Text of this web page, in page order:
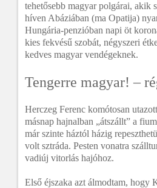
tehetősebb magyar polgárai, akik
híven Abáziában (ma Opatija)
Hungária-penzióban napi öt
kies fekvésű szobát, négyszeri
kedves magyar vendégeknek.
Tengerre magyar! –
Herczeg Ferenc komótosan
másnap hajnalban „átszállt” a
már szinte háztól házig
volt sztráda. Pesten vonatra
vadiúj vitorlás hajóhoz.
Első éjszaka azt álmodtam, hogy